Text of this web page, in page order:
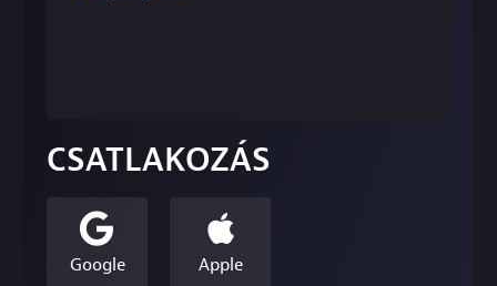
CSATLAKOZÁS
Google Apple